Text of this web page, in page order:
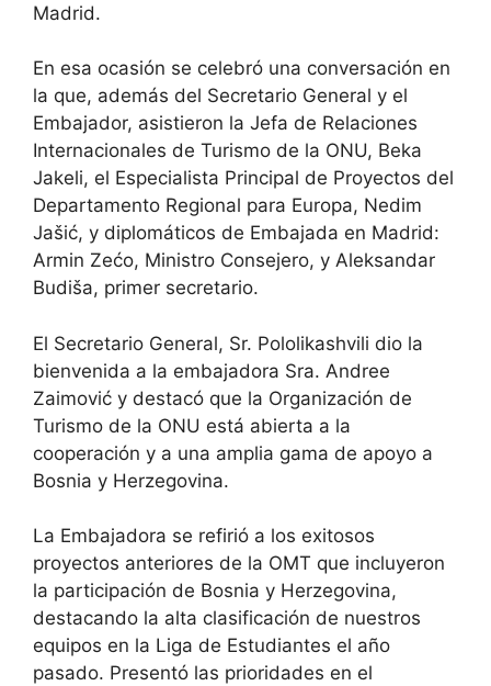
Madrid.
En esa ocasión se celebró una conversación en
la que, además del Secretario General y el
Embajador, asistieron la Jefa de Relaciones
Internacionales de Turismo de la ONU, Beka
Jakeli, el Especialista Principal de Proyectos del
Departamento Regional para Europa, Nedim
Jašić, y diplomáticos de Embajada en Madrid:
Armin Zećo, Ministro Consejero, y Aleksandar
Budiša, primer secretario.
El Secretario General, Sr. Pololikashvili dio la
bienvenida a la embajadora Sra. Andree
Zaimović y destacó que la Organización de
Turismo de la ONU está abierta a la
cooperación y a una amplia gama de apoyo a
Bosnia y Herzegovina.
La Embajadora se refirió a los exitosos
proyectos anteriores de la OMT que incluyeron
la participación de Bosnia y Herzegovina,
destacando la alta clasificación de nuestros
equipos en la Liga de Estudiantes el año
pasado. Presentó las prioridades en el